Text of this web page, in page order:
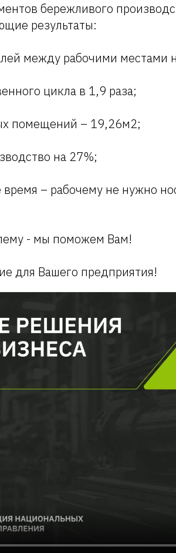
бережливого
результаты:
между рабочими местами
цикла в 1,9 раза;
помещений – 19,26м2;
на 27%;
– рабочему не нужно
- мы поможем Вам!
для Вашего предприятия!